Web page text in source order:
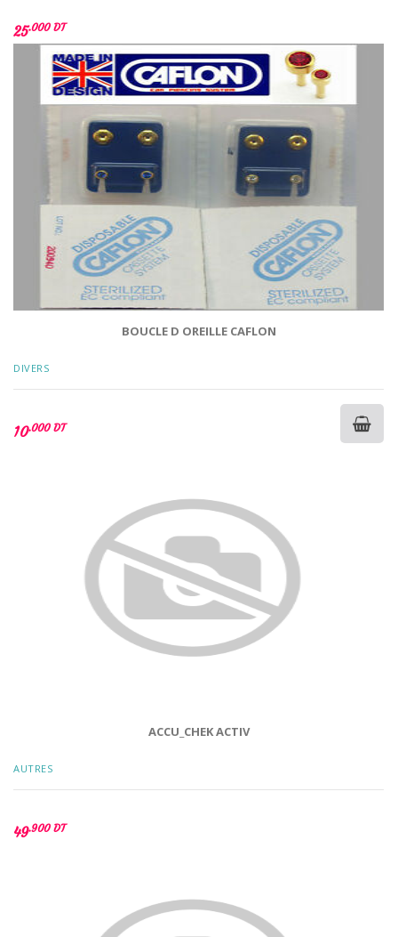
25.000 DT
BOUCLE D OREILLE CAFLON
DIVERS
10.000 DT
ACCU_CHEK ACTIV
AUTRES
49.900 DT